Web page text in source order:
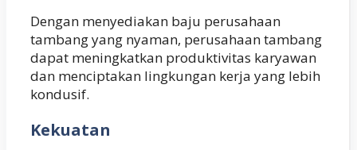
Dengan menyediakan baju perusahaan
tambang yang nyaman, perusahaan tambang
dapat meningkatkan produktivitas karyawan
dan menciptakan lingkungan kerja yang lebih
kondusif.
Kekuatan